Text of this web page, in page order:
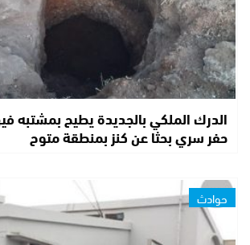
الدرك الملكي بالجديدة يطيح بمشتبه
حفر سري بحثا عن كنز بمنطقة متوح
حوادث